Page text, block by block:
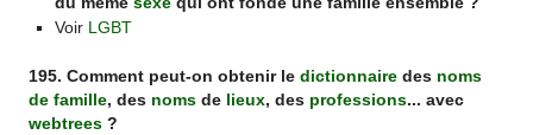
Voir LGBT
195. Comment peut-on obtenir ledictionnaire des noms
de famille, des noms de lieux, des professions... avec
webtrees ?